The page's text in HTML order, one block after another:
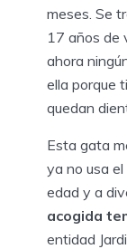
meses. Se
17 años de
ahora
ella porque
quedan
Esta gata
ya no usa
edad y a
acogida
entidad